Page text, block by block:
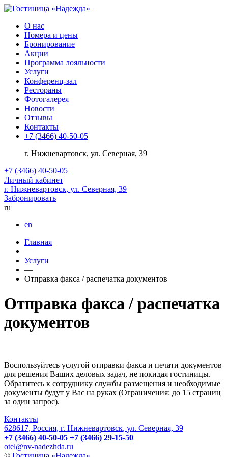
О нас
Номера и цены
Бронирование
Акции
Программа лояльности
Услуги
Конференц-зал
Рестораны
Фотогалерея
Новости
Отзывы
Контакты
+7 (3466) 40-50-05
г. Нижневартовск, ул. Северная, 39
+7 (3466) 40-50-05
Личный кабинет
г. Нижневартовск, ул. Северная, 39
Забронировать
ru
en
Главная
—
Услуги
—
Отправка факса / распечатка документов
Отправка факса / распечатка
документов
Воспользуйтесь услугой отправки факса и печати документов
для решения Ваших деловых задач, не покидая гостиницы.
Обратитесь к сотруднику службы размещения и необходимые
документы будут у Вас на руках (Ограничения: до 15 страниц
за один запрос).
Контакты
628617, Россия, г. Нижневартовск, ул. Северная, 39
+7 (3466) 40-50-05 +7 (3466) 29-15-50
otel@nv-nadezhda.ru